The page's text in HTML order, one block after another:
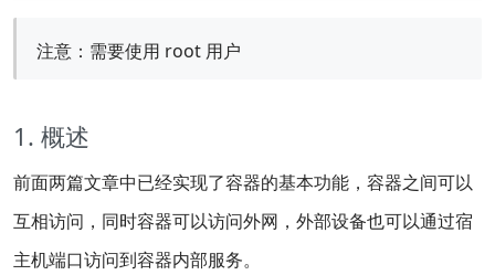
注意：需要使用 root 用户
1. 概述
前面两篇文章中已经实现了容器的基本功能，容器之间可以
互相访问，同时容器可以访问外网，外部设备也可以通过宿
主机端口访问到容器内部服务。